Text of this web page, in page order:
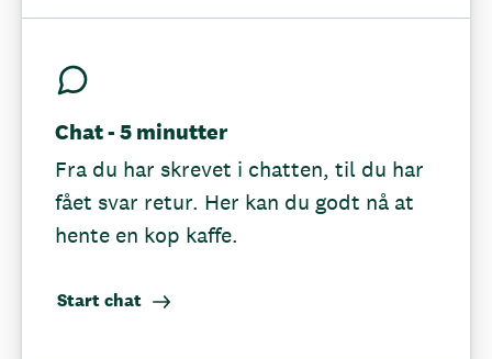
Chat - 5 minutter
Fra du har skrevet i chatten, til du har
fået svar retur. Her kan du godt nå at
hente en kop kaffe.
Start chat